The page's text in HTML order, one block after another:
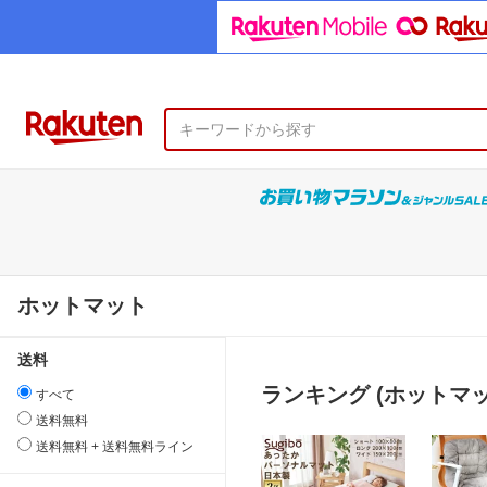
ホットマット
送料
すべて
送料無料
送料無料 + 送料無料ライン
ランキング (ホットマ